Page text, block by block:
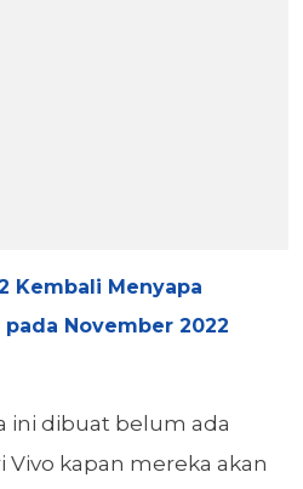
Kembali Menyapa
November 2022
ini dibuat belum ada
kapan mereka akan